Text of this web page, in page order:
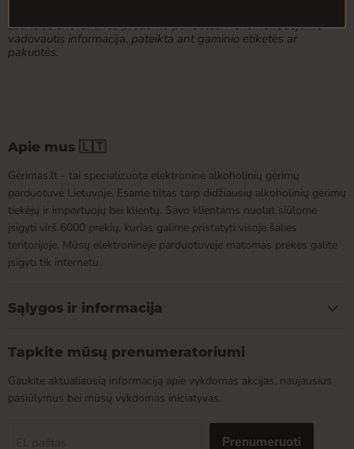
esančios ant faktinės produkto pakuotės. Rekomenduojame
vadovautis informacija, pateikta ant gaminio etiketės ar
pakuotės.
Apie mus 🇱🇹
Gėrimas.lt - tai specializuota elektroninė alkoholinių gėrimų
parduotuvė Lietuvoje. Esame tiltas tarp didžiausių alkoholinių gėrimų
tiekėjų ir importuojų bei klientų. Savo klientams nuolat siūlome
įsigyti virš 6000 prekių, kurias galime pristatyti visoje šalies
teritorijoje. Mūsų elektroninėje parduotuvėje matomas prekes galite
įsigyti tik internetu.
Sąlygos ir informacija
Tapkite mūsų prenumeratoriumi
Gaukite aktualiausią informaciją apie vykdomas akcijas, naujausius
pasiūlymus bei mūsų vykdomas iniciatyvas.
Prenumeruoti